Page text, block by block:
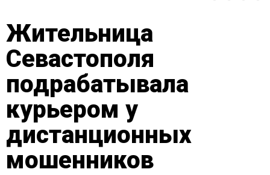
Жительница
Севастополя
подрабатывала
курьером у
дистанционных
мошенников